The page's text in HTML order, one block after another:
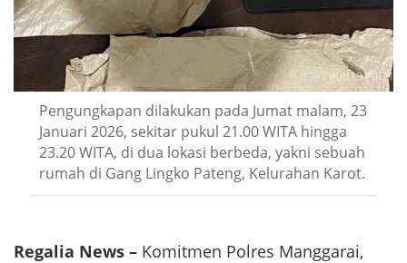
Pengungkapan dilakukan pada Jumat malam, 23
Januari 2026, sekitar pukul 21.00 WITA hingga
23.20 WITA, di dua lokasi berbeda, yakni sebuah
rumah di Gang Lingko Pateng, Kelurahan Karot.
Regalia News – Komitmen Polres Manggarai,